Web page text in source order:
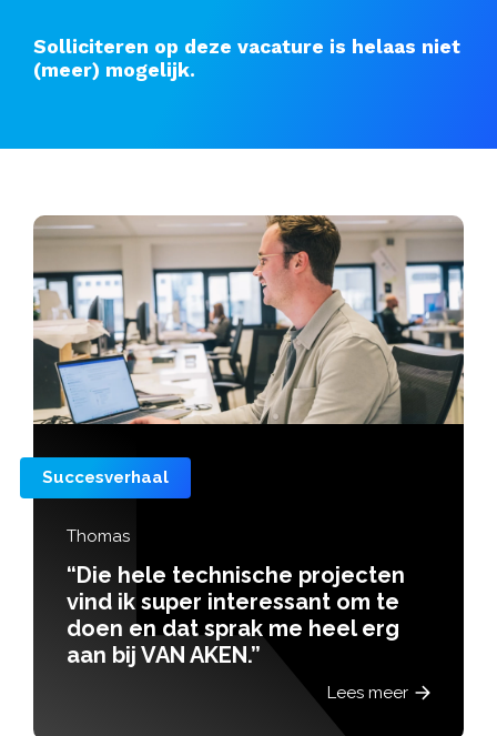
Solliciteren op deze vacature is helaas niet
(meer) mogelijk.
Succesverhaal
Thomas
“Die hele technische projecten
vind ik super interessant om te
doen en dat sprak me heel erg
aan bij VAN AKEN.”
Lees meer